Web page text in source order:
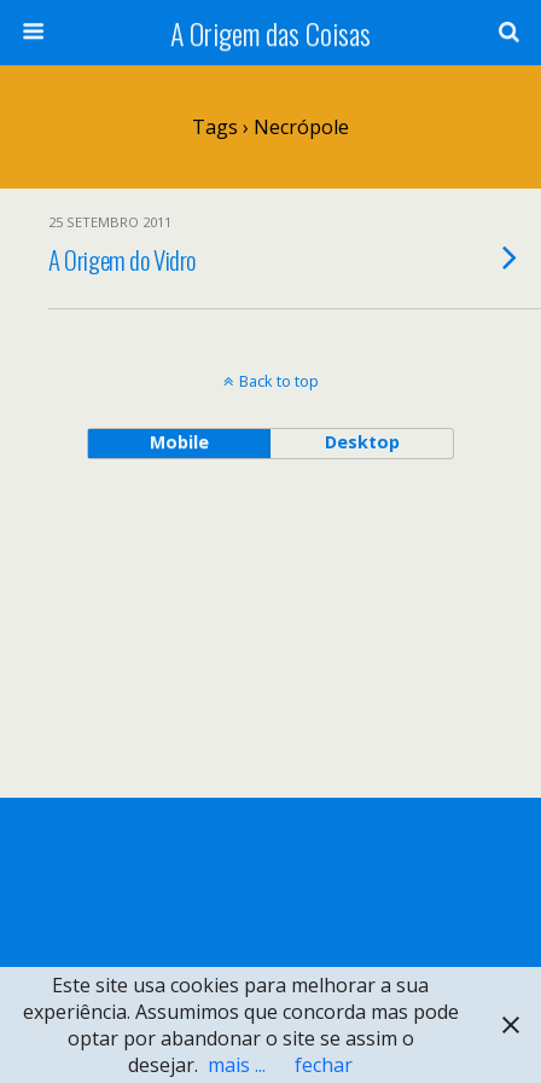
A Origem das Coisas
Tags › Necrópole
25 SETEMBRO 2011
A Origem do Vidro
Back to top
Mobile Desktop
Este site usa cookies para melhorar a sua
experiência. Assumimos que concorda mas pode
optar por abandonar o site se assim o
desejar. mais ... fechar